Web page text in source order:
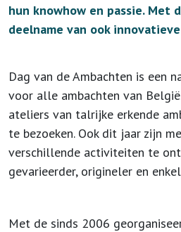
hun knowhow en passie. Met
deelname van ook
Dag van de Ambachten is een
voor alle ambachten van
ateliers van talrijke erkende
te bezoeken. Ook dit jaar zijn
verschillende activiteiten te
gevarieerder, origineler en
Met de sinds 2006